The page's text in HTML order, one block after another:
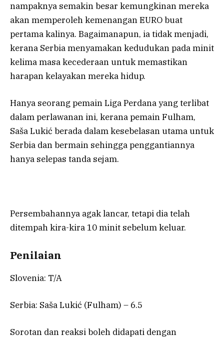
nampaknya semakin besar kemungkinan mereka
akan memperoleh kemenangan EURO buat
pertama kalinya. Bagaimanapun, ia tidak menjadi,
kerana Serbia menyamakan kedudukan pada minit
kelima masa kecederaan untuk memastikan
harapan kelayakan mereka hidup.
Hanya seorang pemain Liga Perdana yang terlibat
dalam perlawanan ini, kerana pemain Fulham,
Saša Lukić berada dalam kesebelasan utama untuk
Serbia dan bermain sehingga penggantiannya
hanya selepas tanda sejam.
Persembahannya agak lancar, tetapi dia telah
ditempah kira-kira 10 minit sebelum keluar.
Penilaian
Slovenia: T/A
Serbia: Saša Lukić (Fulham) – 6.5
Sorotan dan reaksi boleh didapati dengan